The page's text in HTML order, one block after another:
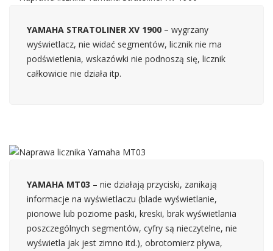
YAMAHA STRATOLINER XV 1900 – wygrzany
wyświetlacz, nie widać segmentów, licznik nie ma
podświetlenia, wskazówki nie podnoszą się, licznik
całkowicie nie działa itp.
YAMAHA MT03 – nie działają przyciski, zanikają
informacje na wyświetlaczu (blade wyświetlanie,
pionowe lub poziome paski, kreski, brak wyświetlania
poszczególnych segmentów, cyfry są nieczytelne, nie
wyświetla jak jest zimno itd.), obrotomierz pływa,